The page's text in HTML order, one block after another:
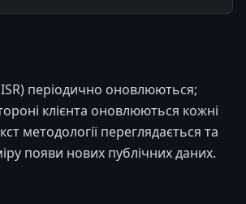
періодично оновлюються;
клієнта оновлюються кожні
методології переглядається та
появи нових публічних даних.